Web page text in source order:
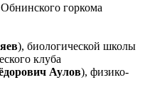
горкома
), биологической школы
клуба
Аулов), физико-